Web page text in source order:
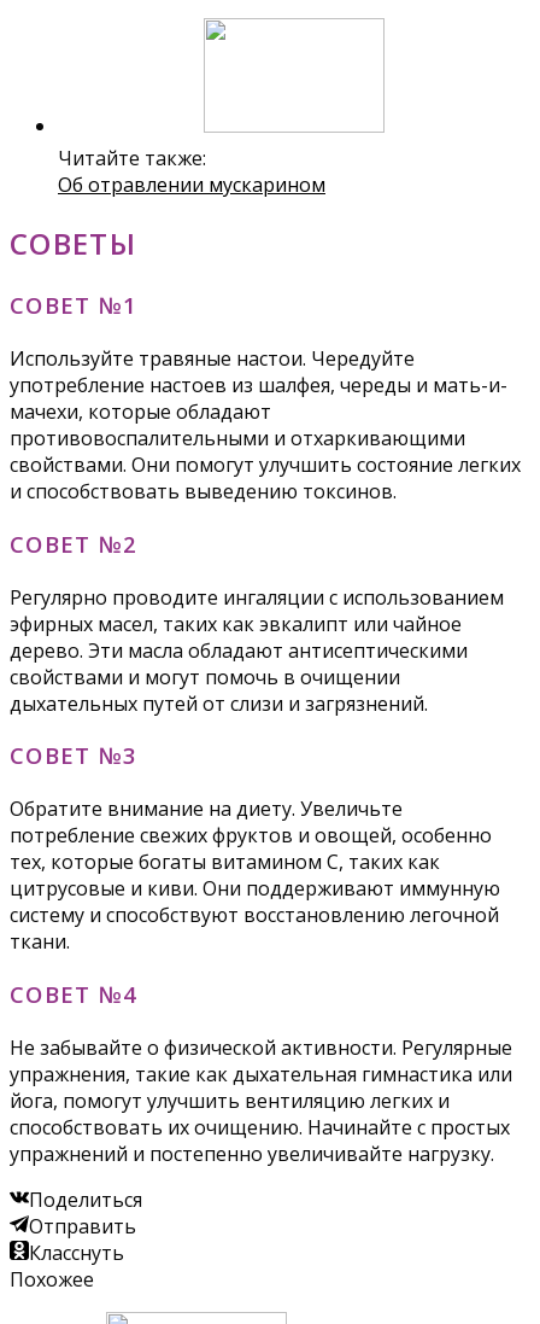
Читайте также:
Об отравлении мускарином
СОВЕТЫ
СОВЕТ №1
Используйте травяные настои. Чередуйте
употребление настоев из шалфея, череды и мать-и-
мачехи, которые обладают
противовоспалительными и отхаркивающими
свойствами. Они помогут улучшить состояние легких
и способствовать выведению токсинов.
СОВЕТ №2
Регулярно проводите ингаляции с использованием
эфирных масел, таких как эвкалипт или чайное
дерево. Эти масла обладают антисептическими
свойствами и могут помочь в очищении
дыхательных путей от слизи и загрязнений.
СОВЕТ №3
Обратите внимание на диету. Увеличьте
потребление свежих фруктов и овощей, особенно
тех, которые богаты витамином C, таких как
цитрусовые и киви. Они поддерживают иммунную
систему и способствуют восстановлению легочной
ткани.
СОВЕТ №4
Не забывайте о физической активности. Регулярные
упражнения, такие как дыхательная гимнастика или
йога, помогут улучшить вентиляцию легких и
способствовать их очищению. Начинайте с простых
упражнений и постепенно увеличивайте нагрузку.
Поделиться
Отправить
Класснуть
Похожее